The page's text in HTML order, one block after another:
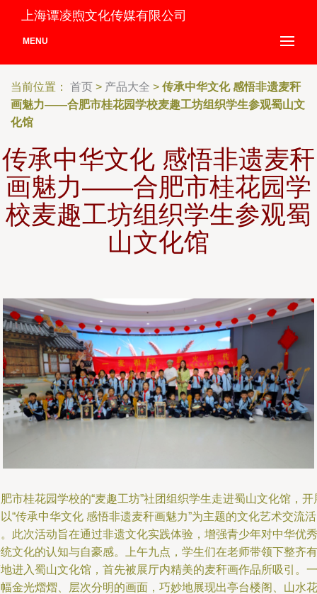
上海谭凌煦文化传媒有限公司
MENU
当前位置： 首页 > 产品大全 > 传承中华文化 感悟非遗麦秆
画魅力——合肥市桂花园学校麦趣工坊组织学生参观蜀山文
化馆
传承中华文化 感悟非遗麦秆
画魅力——合肥市桂花园学
校麦趣工坊组织学生参观蜀
山文化馆
市桂花园学校的“麦趣工坊”社团组织学生走进蜀山文化馆，开
“传承中华文化 感悟非遗麦秆画魅力”为主题的文化艺术交流活
此次活动旨在通过非遗文化实践体验，增强青少年对中华优秀
文化的认知与自豪感。上午九点，学生们在老师带领下整齐有
进入蜀山文化馆，首先被展厅内精美的麦秆画作品所吸引。一
金光熠熠、层次分明的画面，巧妙地展现出亭台楼阁、山水花